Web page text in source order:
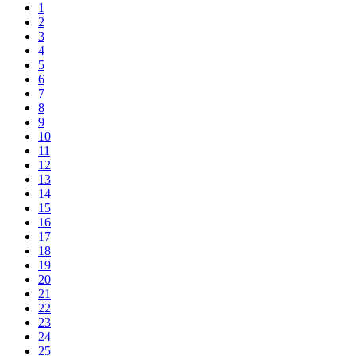
1
2
3
4
5
6
7
8
9
10
11
12
13
14
15
16
17
18
19
20
21
22
23
24
25